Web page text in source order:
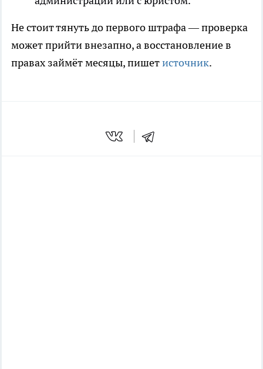
Не стоит тянуть до первого штрафа — проверка
может прийти внезапно, а восстановление в
правах займёт месяцы, пишетисточник.